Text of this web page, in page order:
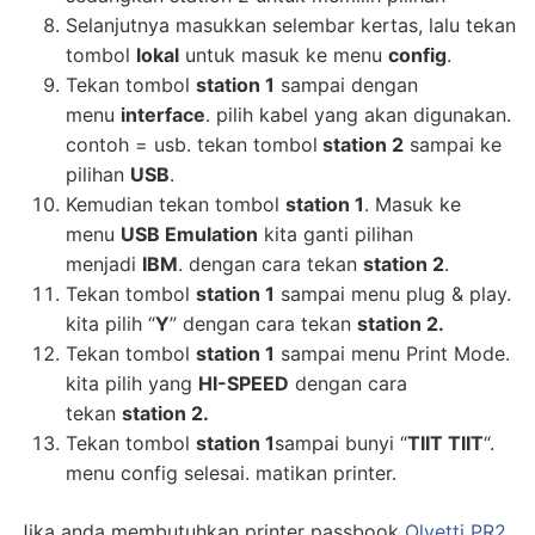
Selanjutnya masukkan selembar kertas, lalu tekan
tombol lokal untuk masuk ke menu config.
Tekan tombol station 1 sampai dengan
menu interface. pilih kabel yang akan digunakan.
contoh = usb. tekan tombol station 2 sampai ke
pilihan USB.
Kemudian tekan tombol station 1. Masuk ke
menu USB Emulation kita ganti pilihan
menjadi IBM. dengan cara tekan station 2.
Tekan tombol station 1 sampai menu plug & play.
kita pilih “Y” dengan cara tekan station 2.
Tekan tombol station 1 sampai menu Print Mode.
kita pilih yang HI-SPEED dengan cara
tekan station 2.
Tekan tombol station 1sampai bunyi “TIIT TIIT“.
menu config selesai. matikan printer.